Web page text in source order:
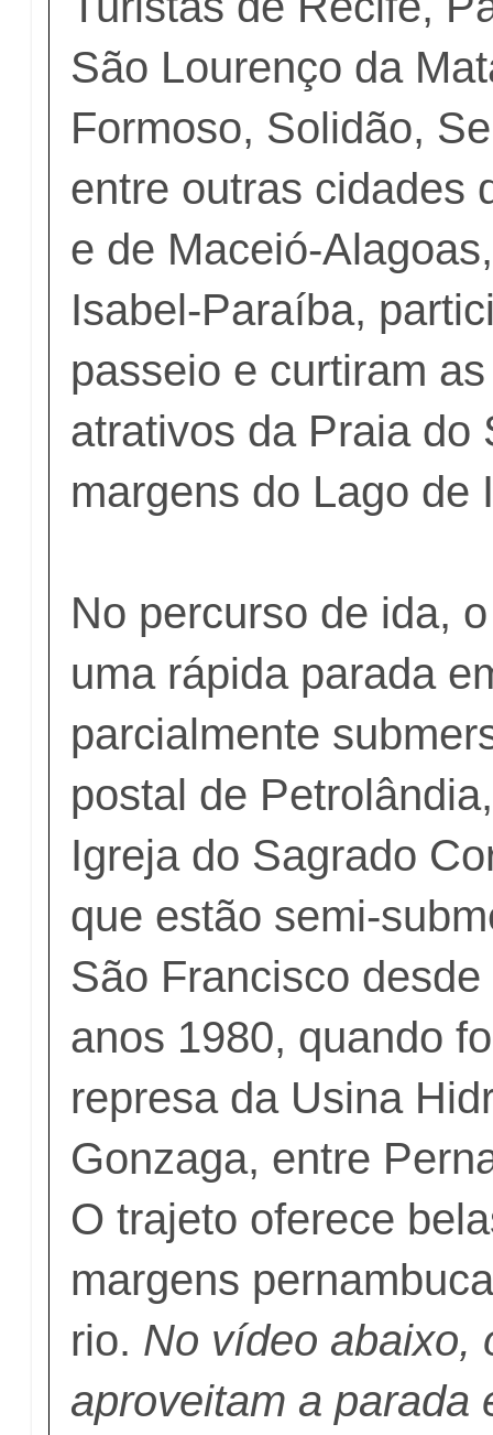
São Lourenço da
Formoso, Solidão,
entre outras cidades
e de Maceió-
Isabel-Paraíba,
passeio e curtiram
atrativos da Praia do
margens do Lago de
No percurso de ida,
uma rápida parada
parcialmente
postal de
Igreja do Sagrado
que estão semi-
São Francisco
anos 1980, quando
represa da Usina
Gonzaga, entre
O trajeto oferece
margens
rio. No vídeo abaixo,
aproveitam a parada